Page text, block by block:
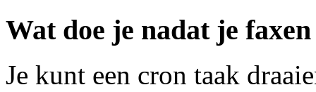
Wat doe je nadat je
Je kunt een cron taak